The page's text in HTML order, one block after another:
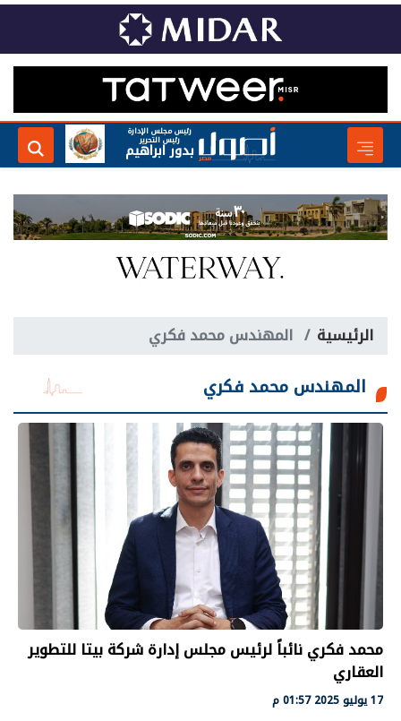
رئيس مجلس الإدارة
رئيس التحرير
بدور ابراهيم
الرئيسية المهندس محمد فكري
المهندس محمد فكري
محمد فكري نائباً لرئيس مجلس إدارة شركة بيتا للتطوير
العقاري
17 يوليو 2025 01:57 م